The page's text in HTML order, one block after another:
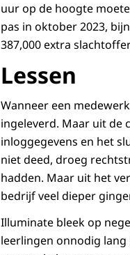
uur op de hoogte
pas in oktober 2023,
387,000 extra
Lessen
Wanneer een
ingeleverd. Maar uit de
inloggegevens en het
niet deed, droeg
hadden. Maar uit het
bedrijf veel dieper
Illuminate bleek op
leerlingen onnodig lang